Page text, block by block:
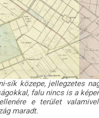
sík közepe, jellegzetes
falu nincs is a
e terület
maradt.